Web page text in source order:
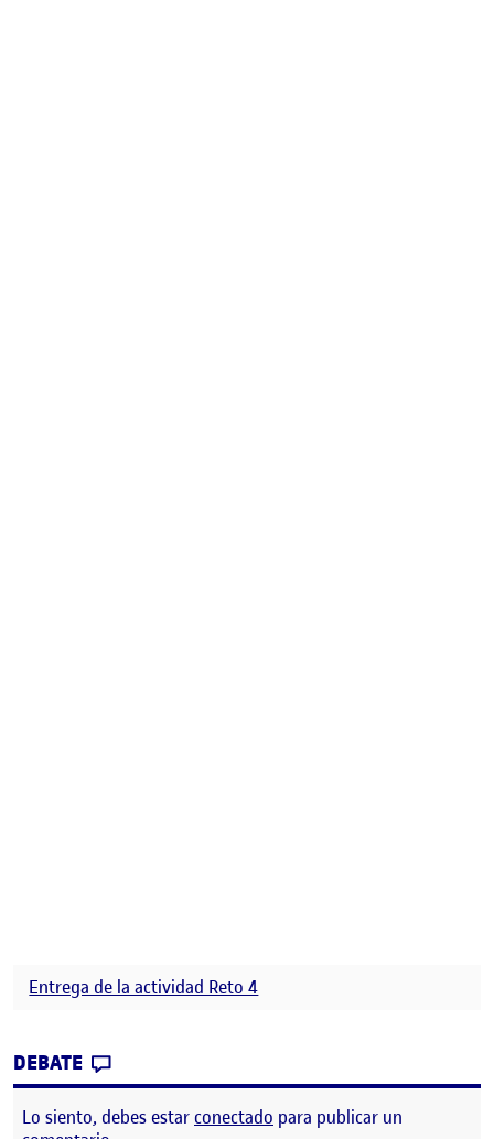
Entrega de la actividad Reto 4
DEBATE
Lo siento, debes estarconectado para publicar un